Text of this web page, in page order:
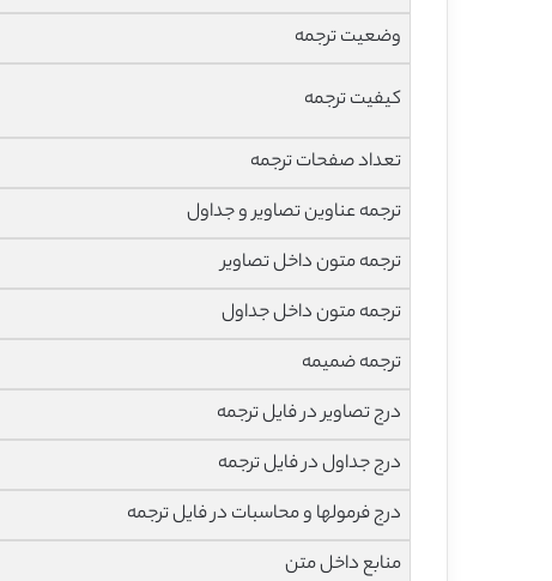
وضعیت ترجمه
کیفیت ترجمه
تعداد صفحات ترجمه
ترجمه عناوین تصاویر و جداول
ترجمه متون داخل تصاویر
ترجمه متون داخل جداول
ترجمه ضمیمه
درج تصاویر در فایل ترجمه
درج جداول در فایل ترجمه
درج فرمولها و محاسبات در فایل ترجمه
منابع داخل متن